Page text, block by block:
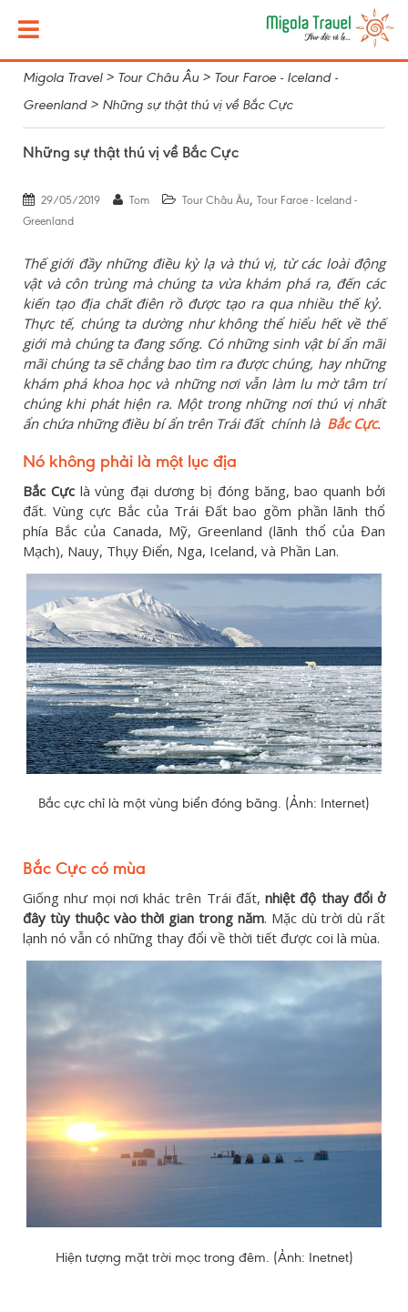
Migola Travel> Tour Châu Âu> Tour Faroe - Iceland -
Greenland> Những sự thật thú vị về Bắc Cực
Những sự thật thú vị về Bắc Cực
29/05/2019 Tom Tour Châu Âu, Tour Faroe - Iceland -
Greenland
Thế giới đầy những điều kỳ lạ và thú vị, từ các loài động
vật và côn trùng mà chúng ta vừa khám phá ra, đến các
kiến tạo địa chất điên rồ được tạo ra qua nhiều thế kỷ.
Thực tế, chúng ta dường như không thể hiểu hết về thế
giới mà chúng ta đang sống. Có những sinh vật bí ẩn mãi
mãi chúng ta sẽ chẳng bao tìm ra được chúng, hay những
khám phá khoa học và những nơi vẫn làm lu mờ tâm trí
chúng khi phát hiện ra. Một trong những nơi thú vị nhất
ẩn chứa những điều bí ẩn trên Trái đất chính là Bắc Cực.
Nó không phải là một lục địa
Bắc Cựclà vùng đại dương bị đóng băng, bao quanh bởi
đất. Vùng cực Bắc của Trái Đất bao gồm phần lãnh thổ
phía Bắc của Canada, Mỹ, Greenland (lãnh thổ của Đan
Mạch), Nauy, Thụy Điển, Nga, Iceland, và Phần Lan.
Bắc cực chỉ là một vùng biển đóng băng. (Ảnh: Internet)
Bắc Cực có mùa
Giống như mọi nơi khác trên Trái đất, nhiệt độ thay đổi ở
đây tùy thuộc vào thời gian trong năm. Mặc dù trời dù rất
lạnh nó vẫn có những thay đổi về thời tiết được coi là mùa.
Hiện tượng mặt trời mọc trong đêm. (Ảnh: Inetnet)